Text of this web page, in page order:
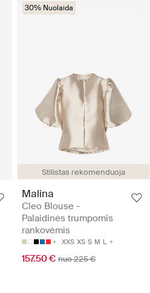
Stilistas rekomenduoja
30% Nuolaida
Malina
Cleo Blouse -
Palaidinės trumpomis
rankovėmis
XXS XS S M L
157.50 € nuo 225 €